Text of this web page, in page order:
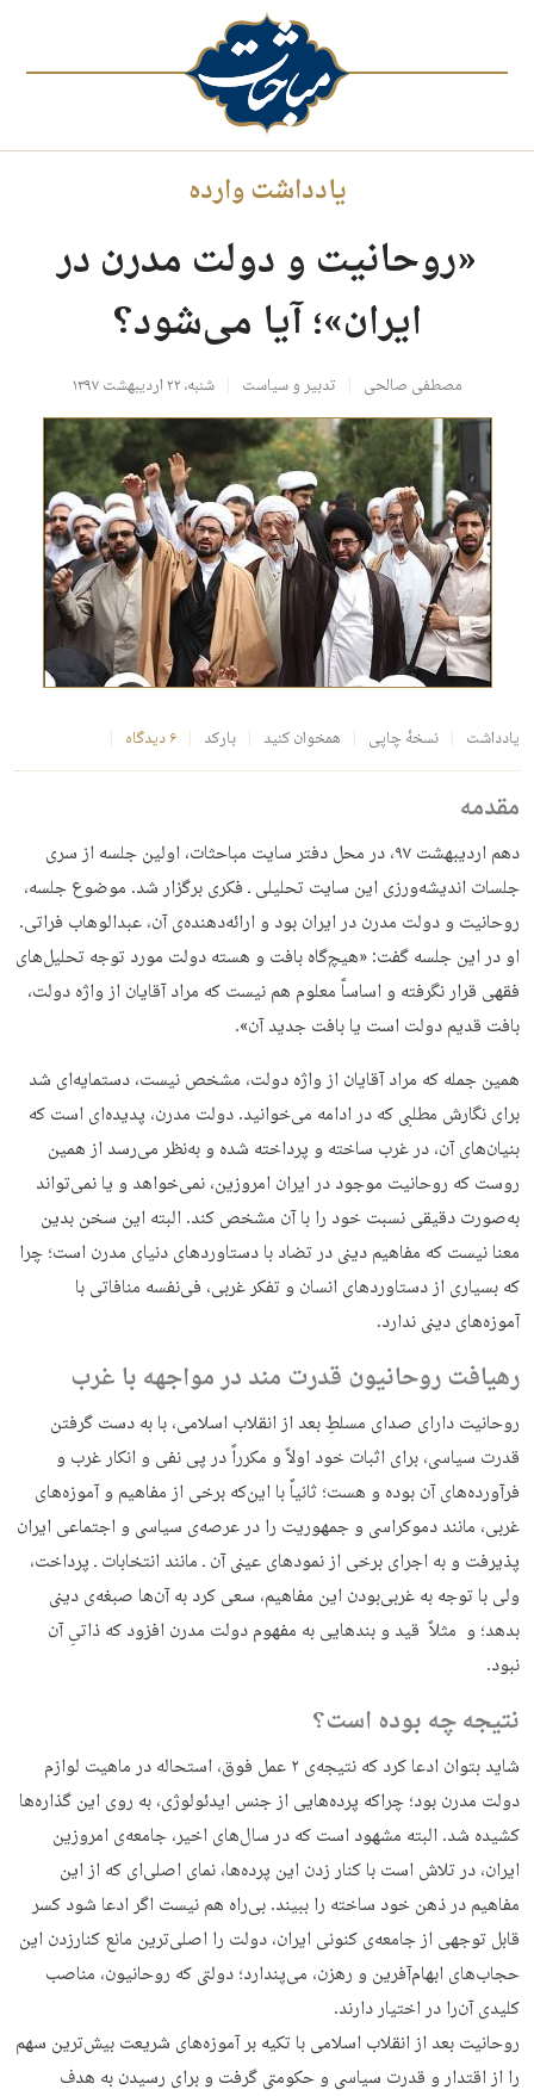
یادداشت وارده
«روحانیت و دولت مدرن در
ایران»؛ آیا می‌شود؟
مصطفی صالحی تدبیر و سیاست شنبه، ۲۲ اردیبهشت ۱۳۹۷
یادداشت نسخهٔ چاپی همخوان کنید بارکد ۶ دیدگاه
مقدمه
دهم اردیبهشت ۹۷، در محل دفتر سایت مباحثات، اولین جلسه از سری
جلسات اندیشه‌ورزی این سایت تحلیلی ـ‌ فکری برگزار شد. موضوع جلسه،
روحانیت و دولت مدرن در ایران بود و ارائه‌دهنده‌ی آن، عبدالوهاب فراتی.
او در این جلسه گفت: «هیچ‌گاه بافت و هسته دولت مورد توجه تحلیل‌های
فقهی قرار نگرفته و اساساً معلوم هم نیست که مراد آقایان از واژه دولت،
بافت قدیم دولت است یا بافت جدید آن».
همین جمله که مراد آقایان از واژه دولت، مشخص نیست، دستمایه‌ای شد
برای نگارش مطلبی که در ادامه می‌خوانید. دولت مدرن، پدیده‌ای است که
بنیان‌های آن، در غرب ساخته و پرداخته شده و به‌نظر می‌رسد از همین
روست که روحانیت موجود در ایران امروزین، نمی‌خواهد و یا نمی‌تواند
به‌صورت دقیقی نسبت خود را با آن مشخص کند. البته این سخن بدین
معنا نیست که مفاهیم دینی در تضاد با دستاوردهای دنیای مدرن است؛ چرا
که بسیاری از دستاوردهای انسان و تفکر غربی، فی‌نفسه منافاتی با
آموزه‌های دینی ندارد.
رهیافت روحانیون قدرت مند در مواجهه با غرب
روحانیت دارای صدای مسلطِ بعد از انقلاب اسلامی، با به دست گرفتن
قدرت سیاسی، برای اثبات خود اولاً و مکرراً در پی نفی و انکار غرب و
فرآورده‌های آن بوده و هست؛ ثانیاً با این‌که برخی از مفاهیم و آموزه‌های
غربی، مانند دموکراسی و جمهوریت را در عرصه‌ی سیاسی و اجتماعی ایران
پذیرفت و به اجرای برخی از نمودهای عینی آن ـ مانند انتخابات ـ پرداخت،
ولی با توجه به غربی‌بودن این مفاهیم، سعی کرد به آن‌ها صبغه‌ی دینی
بدهد؛ و مثلاً قید و بندهایی به مفهوم دولت مدرن افزود که ذاتیِ آن
نبود.
نتیجه چه بوده است؟
شاید بتوان ادعا کرد که نتیجه‌ی ۲ عمل فوق، استحاله‌‌ در ماهیت لوازم
دولت مدرن بود؛ چراکه پرده‌هایی از جنس ایدئولوژی، به روی این گذاره‌ها
کشیده شد. البته مشهود است که در سال‌های اخیر، جامعه‌ی امروزین
ایران، در تلاش است با کنار زدن این پرده‌ها، نمای اصلی‌ای که از این
مفاهیم در ذهن خود ساخته را ببیند. بی‌راه هم نیست اگر ادعا شود کسر
قابل توجهی از جامعه‌ی کنونی ایران، دولت را اصلی‌ترین مانع کنارزدن این
حجاب‌های ابهام‌آفرین و رهزن، می‌پندارد؛ دولتی که روحانیون، مناصب
کلیدی آن‌را در اختیار دارند.
روحانیت بعد از انقلاب اسلامی با تکیه بر آموزه‌های شریعت بیش‌ترین سهم
را از اقتدار و قدرت سیاسی و حکومتی گرفت و برای رسیدن به هدف